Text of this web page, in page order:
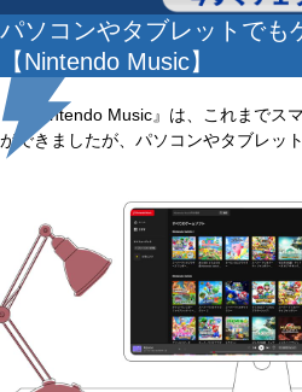
パソコンやタブレットでも
【Nintendo Music】
『Nintendo Music』は、これまでス
ができましたが、パソコンやタブレッ